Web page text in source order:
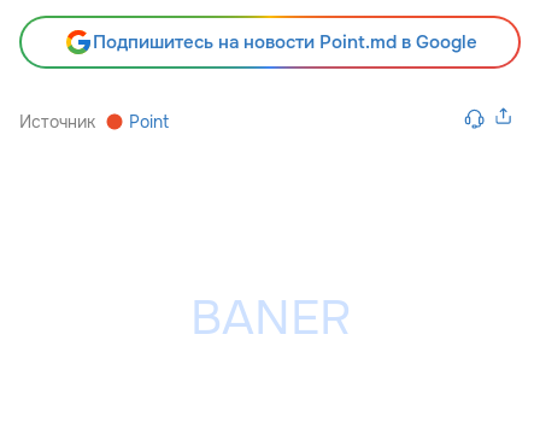
Подпишитесь на новости Point.md в Google
Источник Point